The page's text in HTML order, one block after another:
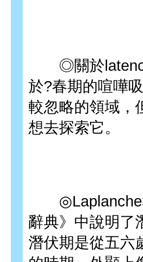
◎關於latency
於?春期的喧嘩
較忽略的領域，
想去探索它。
◎Laplanche
辭典》中說明了
潛伏期是從五六